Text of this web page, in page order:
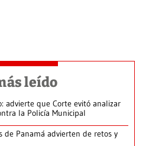
leído
advierte que Corte evitó analizar
la Policía Municipal
de Panamá advierten de retos y